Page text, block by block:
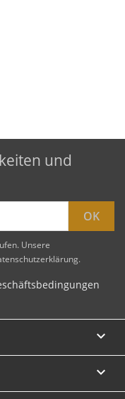
und
Unsere

